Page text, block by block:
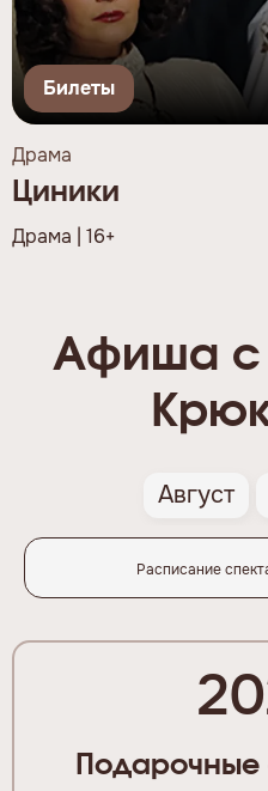
Билеты
Драма
Циники
Драма | 16+
Афиша с
Август
Расписание